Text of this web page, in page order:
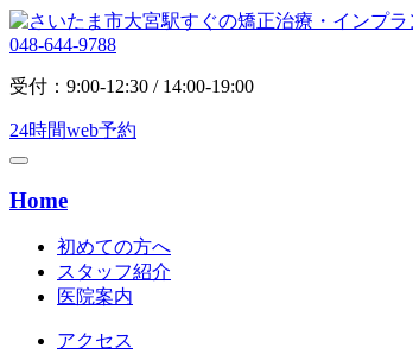
048-644-9788
受付：9:00-12:30 / 14:00-19:00
24時間web予約
Home
初めての方へ
スタッフ紹介
医院案内
アクセス